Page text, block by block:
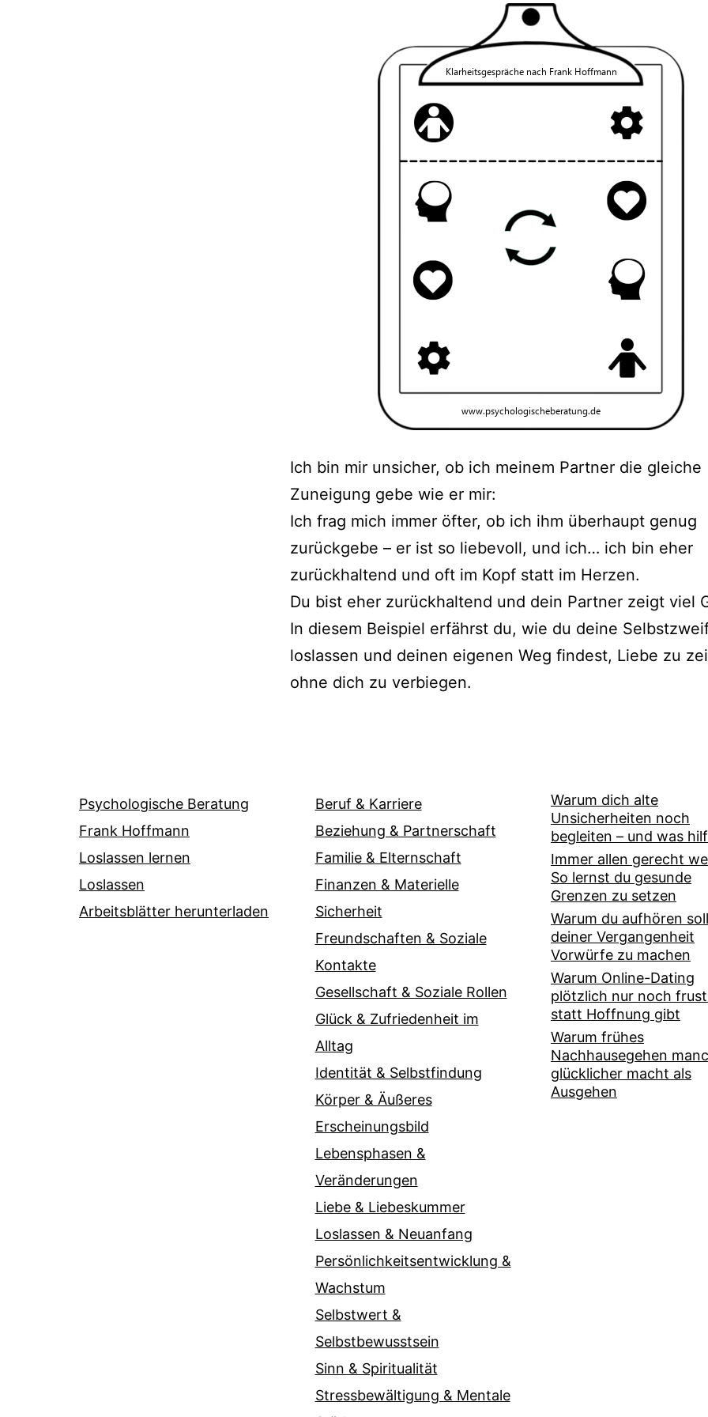
Ich bin mir unsicher, ob ich meinem Partner die gleiche
Zuneigung gebe wie er mir:
Ich frag mich immer öfter, ob ich ihm überhaupt genug
zurückgebe – er ist so liebevoll, und ich… ich bin eher
zurückhaltend und oft im Kopf statt im Herzen.
Du bist eher zurückhaltend und dein Partner zeigt viel
In diesem Beispiel erfährst du, wie du deine
loslassen und deinen eigenen Weg findest, Liebe zu
ohne dich zu verbiegen.
Psychologische Beratung
Frank Hoffmann
Loslassen lernen
Loslassen
Arbeitsblätter herunterladen
Beruf & Karriere
Beziehung & Partnerschaft
Familie & Elternschaft
Finanzen & Materielle
Sicherheit
Freundschaften & Soziale
Kontakte
Gesellschaft & Soziale Rollen
Glück & Zufriedenheit im
Alltag
Identität & Selbstfindung
Körper & Äußeres
Erscheinungsbild
Lebensphasen &
Veränderungen
Liebe & Liebeskummer
Loslassen & Neuanfang
Persönlichkeitsentwicklung &
Wachstum
Selbstwert &
Selbstbewusstsein
Sinn & Spiritualität
Stressbewältigung & Mentale
Warum dich alte
Unsicherheiten noch
begleiten – und was
Immer allen gerecht
So lernst du gesunde
Grenzen zu setzen
Warum du aufhören
deiner Vergangenheit
Vorwürfe zu machen
Warum Online-Dating
plötzlich nur noch
statt Hoffnung gibt
Warum frühes
Nachhausegehen
glücklicher macht als
Ausgehen